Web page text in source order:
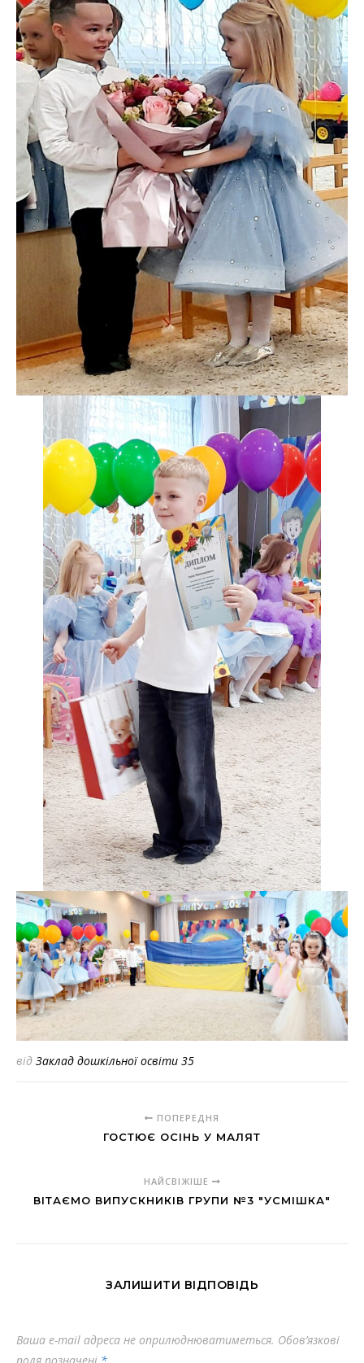
від Заклад дошкільної освіти 35
ПОПЕРЕДНЯ
ГОСТЮЄ ОСІНЬ У МАЛЯТ
НАЙСВІЖІШЕ
ВІТАЄМО ВИПУСКНИКІВ ГРУПИ №3 "УСМІШКА"
ЗАЛИШИТИ ВІДПОВІДЬ
Ваша e-mail адреса не оприлюднюватиметься. Обов’язкові